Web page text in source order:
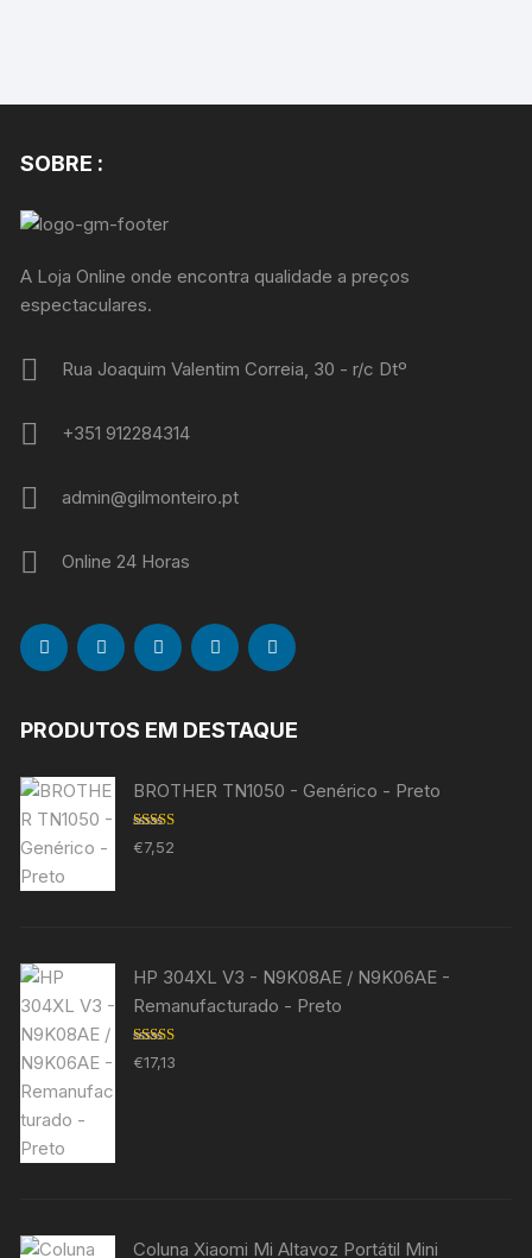
SOBRE :
A Loja Online onde encontra qualidade a preços
espectaculares.
Rua Joaquim Valentim Correia, 30 - r/c Dtº
+351 912284314
admin@gilmonteiro.pt
Online 24 Horas
PRODUTOS EM DESTAQUE
BROTHER TN1050 - Genérico - Preto
Avaliação
5.00de 5
€7,52
HP 304XL V3 - N9K08AE / N9K06AE -
Remanufacturado - Preto
Avaliação
5.00 de 5
€17,13
Coluna Xiaomi Mi Altavoz Portátil Mini